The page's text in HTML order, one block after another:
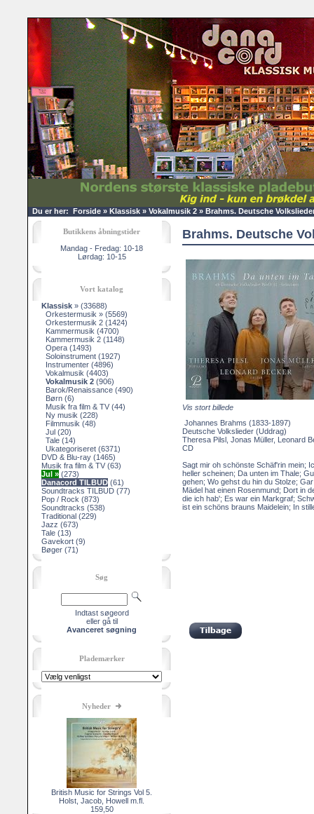
Du er her: Forside » Klassisk » Vokalmusik 2 » Brahms. Deutsche
Butikkens åbningstider
Mandag - Fredag: 10-18
Lørdag: 10-15
Vort katalog
Klassisk » (33688)
Orkestermusik » (5569)
Orkestermusik 2 (1424)
Kammermusik (4700)
Kammermusik 2 (1148)
Opera (1493)
Soloinstrument (1927)
Instrumenter (4896)
Vokalmusik (4403)
Vokalmusik 2 (906)
Barok/Renaissance (490)
Børn (6)
Musik fra film & TV (44)
Ny musik (228)
Filmmusik (48)
Jul (20)
Tale (14)
Ukategoriseret (6371)
DVD & Blu-ray (1465)
Musik fra film & TV (63)
Jul » (273)
Danacord TILBUD (61)
Soundtracks TILBUD (77)
Pop / Rock (873)
Soundtracks (538)
Traditional (229)
Jazz (673)
Tale (13)
Gavekort (9)
Bøger (71)
Søg
Indtast søgeord
eller gå til
Avanceret søgning
Plademærker
Nyheder
British Music for Strings Vol 5.
Holst, Jacob, Howell m.fl.
159,50
Brahms. Deutsche
Vis stort billede
Johannes Brahms (1833-1897)
Deutsche Volkslieder (Uddrag)
Theresa Pilsl, Jonas Müller, Leonard
CD
Sagt mir oh schönste Schäf'rin mein;
heller scheinen; Da unten im Thale;
gehen; Wo gehst du hin du Stolze;
Mädel hat einen Rosenmund; Dort in
die ich hab'; Es war ein Markgraf;
ist ein schöns brauns Maidelein; In